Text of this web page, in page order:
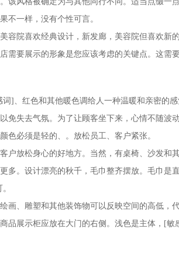
不一样，没有个性可言。
院喜欢经典设计，新发廊，美容院但喜欢新
需要展示的形象是您应该考虑的关键点。这需
]、红色和其他暖色调给人一种温暖和亲密的
免失去气氛。为了让顾客坐下来，心情不随
色必须是轻的、。放松员工、客户紧张。
户放松身心的好地方。当然，有桌椅、沙发和
多。设计漂亮的秋千，毛巾整齐摆放。毛巾是
画、雕塑和其他装饰物可以反映空间的高低，
品展示柜应放在大门的右侧。浅色是主体，[敏